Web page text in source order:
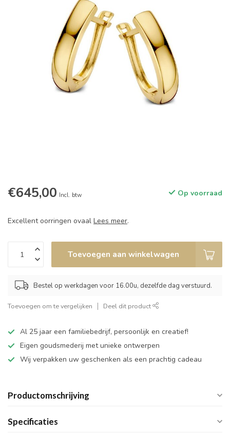
€645,00 Incl. btw Op voorraad
Excellent oorringen ovaal Lees meer.
Toevoegen aan winkelwagen
Bestel op werkdagen voor 16.00u, dezelfde dag verstuurd.
Toevoegen om te vergelijken Deel dit product
Al 25 jaar een familiebedrijf, persoonlijk en creatief!
Eigen goudsmederij met unieke ontwerpen
Wij verpakken uw geschenken als een prachtig cadeau
Productomschrijving
Specificaties